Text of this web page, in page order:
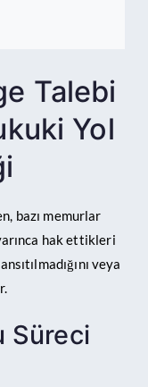
Talebi
Yol
bazı memurlar
hak ettikleri
veya
Süreci